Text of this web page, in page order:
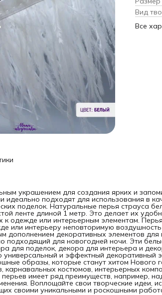
одежде
стать
Вид
Все
украшением для создания ярких и
идеально подходят для использования в
поделок. Натуральные перья страуса
ленте длиной 1 метр. Это делает их
к одежде или интерьерным элементам.
или интерьеру неповторимую воздушность
дополнением декоративных элементов для
подходящий для новогодней ночи. Эти
для поделок, декора для интерьера и
универсальный и эффектный декоративный
образы, которые станут хитом Нового
карнавальных костюмов, интерьерных
имеет ряд преимуществ, например,
Воплощайте свои творческие идеи,
своими уникальными и роскошными